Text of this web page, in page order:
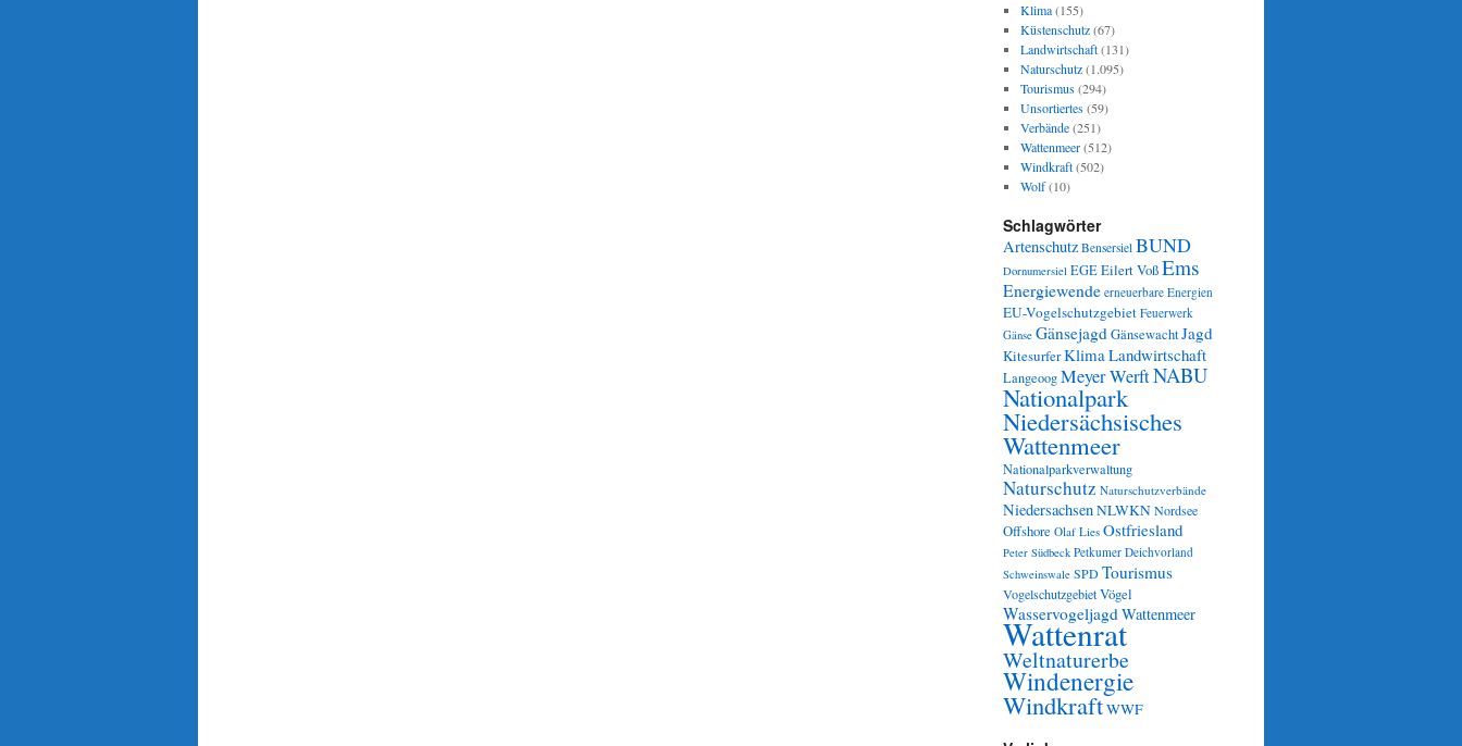
Klima(155)
Küstenschutz(67)
Landwirtschaft(131)
Naturschutz(1.095)
Tourismus(294)
Unsortiertes(59)
Verbände(251)
Wattenmeer(512)
Windkraft(502)
Wolf(10)
Schlagwörter
Artenschutz Bensersiel BUND
Dornumersiel EGEEilert VoßEms
Energiewende erneuerbare Energien
EU-Vogelschutzgebiet Feuerwerk
Gänse GänsejagdGänsewachtJagd
KitesurferKlimaLandwirtschaft
LangeoogMeyer WerftNABU
Nationalpark
Niedersächsisches
Wattenmeer
Nationalparkverwaltung
Naturschutz Naturschutzverbände
NiedersachsenNLWKNNordsee
Offshore Olaf Lies Ostfriesland
Peter Südbeck Petkumer Deichvorland
Schweinswale SPDTourismus
VogelschutzgebietVögel
WasservogeljagdWattenmeer
Wattenrat
Weltnaturerbe
Windenergie
WindkraftWWF